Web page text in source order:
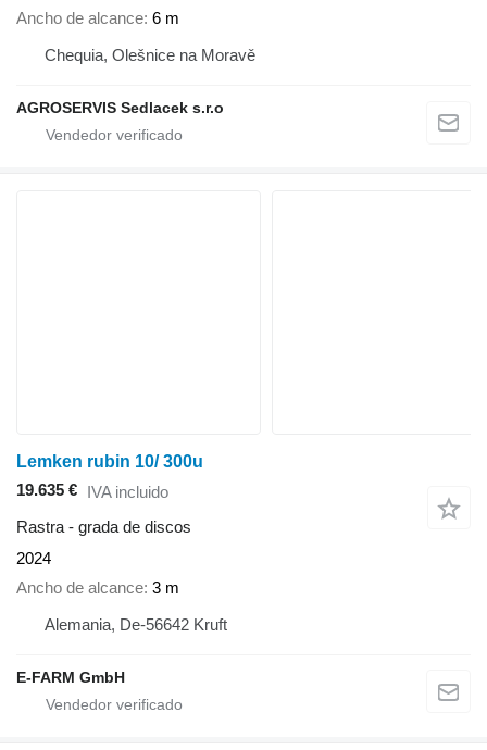
Ancho de alcance 6 m
Chequia, Olešnice na Moravě
AGROSERVIS Sedlacek s.r.o
Lemken rubin 10/ 300u
19.635 € IVA incluido
Rastra - grada de discos
2024
Ancho de alcance 3 m
Alemania, De-56642 Kruft
E-FARM GmbH